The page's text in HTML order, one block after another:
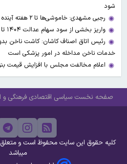
شود
رجبی مشهدی: خاموشی‌ها تا ۲ هفته آینده به حداقل می‌رسد
واریز بخشی از سود سهام عدالت ۱۴۰۴ تا هفته دولت
رئیس اتاق اصناف کاشان: کاشت ناخن
خدمات ناخن مداخله در امور پزشکی است
اعلام مخالفت مجلس با افزایش قیمت
صفحه نخست سیاسی اقتصادی فرهنگی و
کلیه حقوق این سایت محفوظ است و متعلق
میباشد